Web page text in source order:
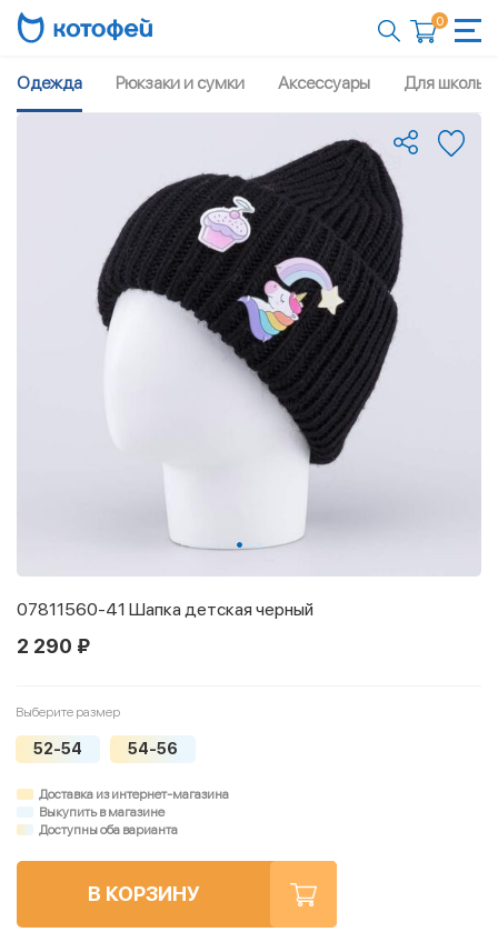
0
Одежда Рюкзаки и сумки Аксессуары Для школы
07811560-41 Шапка детская черный
2 290 ₽
Выберите размер
52-54 54-56
Доставка из интернет-магазина
Выкупить в магазине
Доступны оба варианта
В КОРЗИНУ